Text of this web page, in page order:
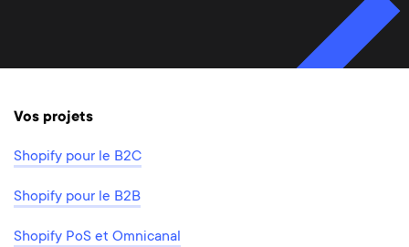
Vos projets
Shopify pour le B2C
Shopify pour le B2B
Shopify PoS et Omnicanal